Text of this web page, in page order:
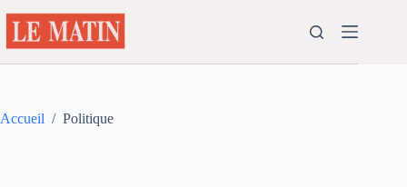
au
contenu
Accueil / Politique